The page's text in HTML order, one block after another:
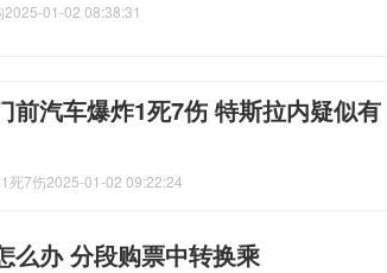
2025-01-02 08:38:31
前汽车爆炸1死7伤 特斯拉内疑似有
死7伤2025-01-02 09:22:24
么办 分段购票中转换乘